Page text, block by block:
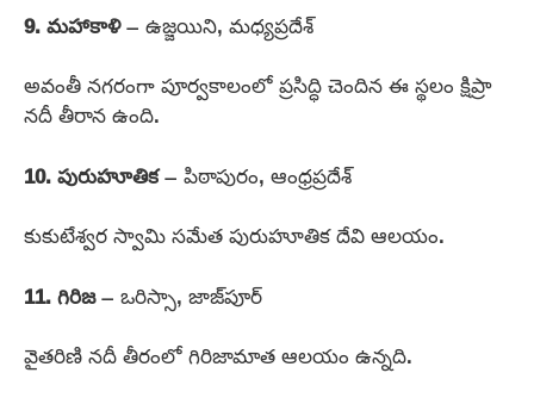
9. మహాకాళి– ఉజ్జయిని, మధ్యప్రదేశ్
అవంతీ నగరంగా పూర్వకాలంలో ప్రసిద్ధి చెందిన ఈ స్థలం క్షిప్రా
నదీ తీరాన ఉంది.
10. పురుహూతిక– పిఠాపురం, ఆంధ్రప్రదేశ్
కుకుటేశ్వర స్వామి సమేత పురుహూతిక దేవి ఆలయం.
11. గిరిజ– ఒరిస్సా, జాజ్‌పూర్
వైతరిణి నదీ తీరంలో గిరిజామాత ఆలయం ఉన్నది.